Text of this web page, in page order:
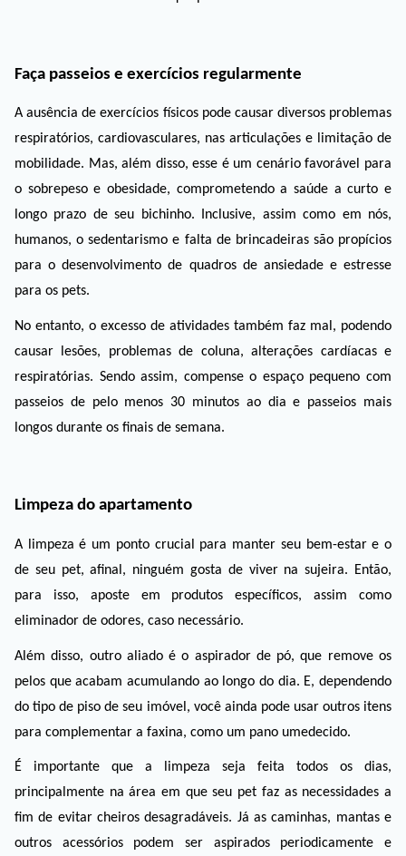
Faça passeios e exercícios regularmente
A ausência de exercícios físicos pode causar diversos problemas
respiratórios, cardiovasculares, nas articulações e limitação de
mobilidade. Mas, além disso, esse é um cenário favorável para
o sobrepeso e obesidade, comprometendo a saúde a curto e
longo prazo de seu bichinho. Inclusive, assim como em nós,
humanos, o sedentarismo e falta de brincadeiras são propícios
para o desenvolvimento de quadros de ansiedade e estresse
para os pets.
No entanto, o excesso de atividades também faz mal, podendo
causar lesões, problemas de coluna, alterações cardíacas e
respiratórias. Sendo assim, compense o espaço pequeno com
passeios de pelo menos 30 minutos ao dia e passeios mais
longos durante os finais de semana.
Limpeza do apartamento
A limpeza é um ponto crucial para manter seu bem-estar e o
de seu pet, afinal, ninguém gosta de viver na sujeira. Então,
para isso, aposte em produtos específicos, assim como
eliminador de odores, caso necessário.
Além disso, outro aliado é o aspirador de pó, que remove os
pelos que acabam acumulando ao longo do dia. E, dependendo
do tipo de piso de seu imóvel, você ainda pode usar outros itens
para complementar a faxina, como um pano umedecido.
É importante que a limpeza seja feita todos os dias,
principalmente na área em que seu pet faz as necessidades a
fim de evitar cheiros desagradáveis. Já as caminhas, mantas e
outros acessórios podem ser aspirados periodicamente e